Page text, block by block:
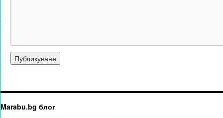
Marabu.bg блог